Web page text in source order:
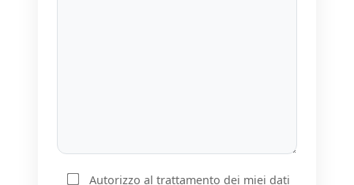
Autorizzo al trattamento dei miei dati